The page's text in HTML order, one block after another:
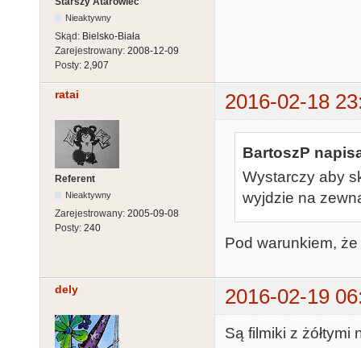
Nieaktywny
Skąd: Bielsko-Biała
Zarejestrowany: 2008-12-09
Posty: 2,907
ratai 2016-02-18
Referent
Nieaktywny
Zarejestrowany: 2005-09-08
Posty: 240
BartoszP
Wystarczy aby
wyjdzie na
Pod warunkiem,
dely 2016-02-19
Są filmiki z żółtymi